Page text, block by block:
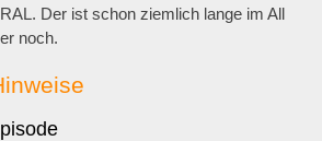
Der ist schon ziemlich lange im All
noch.